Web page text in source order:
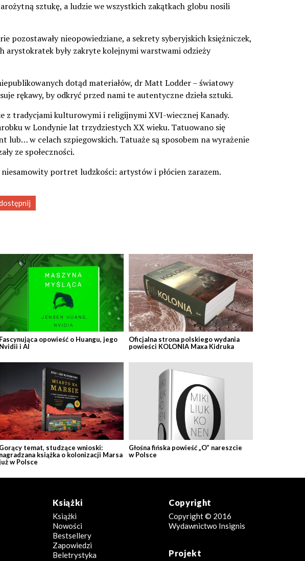
sztukę, a ludzie we wszystkich zakątkach globu nosili
pozostawały nieopowiedziane, a sekrety syberyjskich księżniczek,
arystokratek były zakryte kolejnymi warstwami odzieży
dotąd materiałów, dr Matt Lodder – światowy
rękawy, by odkryć przed nami te autentyczne dzieła sztuki.
z tradycjami kulturowymi i religijnymi XVI-wiecznej Kanady.
w Londynie lat trzydziestych XX wieku. Tatuowano się
lub… w celach szpiegowskich. Tatuaże są sposobem na wyrażenie
ze społeczności.
portret ludzkości: artystów i płócien zarazem.
Fascynująca opowieść o Huangu, jego
Nvidii i AI
Oficjalna strona polskiego wydania
powieści KOLONIA Maxa Kidruka
Gorący temat, studzące wnioski:
nagradzana książka o kolonizacji Marsa
w Polsce
Głośna fińska powieść „O” nareszcie
w Polsce
Książki
Książki
Nowości
Bestsellery
Zapowiedzi
Beletrystyka
Copyright
Copyright © 2016
Wydawnictwo Insignis
Projekt